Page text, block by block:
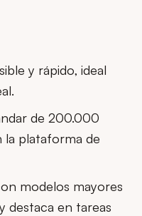
y rápido, ideal
de 200.000
la plataforma de
modelos mayores
destaca en tareas